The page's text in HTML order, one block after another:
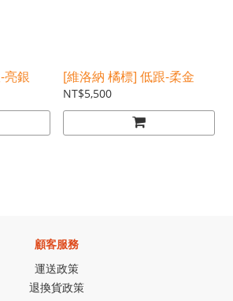
亮銀 [維洛納 橘標] 低跟-柔金
NT$5,500
顧客服務
運送政策
退換貨政策